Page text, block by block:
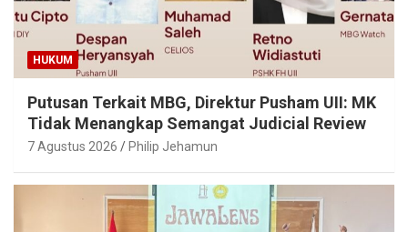
HUKUM
Putusan Terkait MBG, Direktur Pusham UII: MK
Tidak Menangkap Semangat Judicial Review
7 Agustus 2026 Philip Jehamun